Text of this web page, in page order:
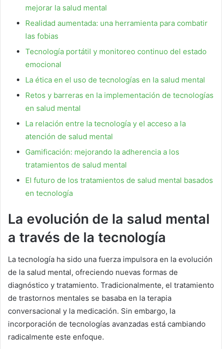
mejorar la salud mental
Realidad aumentada: una herramienta para combatir
las fobias
Tecnología portátil y monitoreo continuo del estado
emocional
La ética en el uso de tecnologías en la salud mental
Retos y barreras en la implementación de tecnologías
en salud mental
La relación entre la tecnología y el acceso a la
atención de salud mental
Gamificación: mejorando la adherencia a los
tratamientos de salud mental
El futuro de los tratamientos de salud mental basados
en tecnología
La evolución de la salud mental
a través de la tecnología
La tecnología ha sido una fuerza impulsora en la evolución
de la salud mental, ofreciendo nuevas formas de
diagnóstico y tratamiento. Tradicionalmente, el tratamiento
de trastornos mentales se basaba en la terapia
conversacional y la medicación. Sin embargo, la
incorporación de tecnologías avanzadas está cambiando
radicalmente este enfoque.